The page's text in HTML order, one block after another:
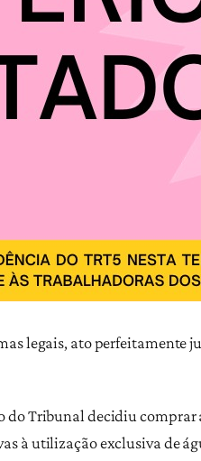
legais, ato perfeitamente
do Tribunal decidiu
à utilização exclusiva de